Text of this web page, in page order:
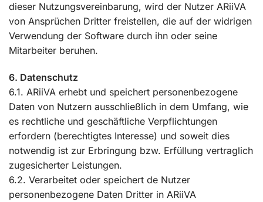
dieser Nutzungsvereinbarung, wird der Nutzer ARiiVA
von Ansprüchen Dritter freistellen, die auf der widrigen
Verwendung der Software durch ihn oder seine
Mitarbeiter beruhen.
6. Datenschutz
6.1. ARiiVA erhebt und speichert personenbezogene
Daten von Nutzern ausschließlich in dem Umfang, wie
es rechtliche und geschäftliche Verpflichtungen
erfordern (berechtigtes Interesse) und soweit dies
notwendig ist zur Erbringung bzw. Erfüllung vertraglich
zugesicherter Leistungen.
6.2. Verarbeitet oder speichert de Nutzer
personenbezogene Daten Dritter in ARiiVA